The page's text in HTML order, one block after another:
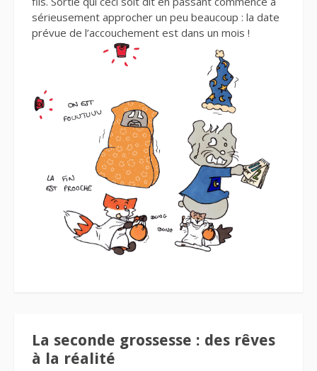
sérieusement approcher un peu beaucoup : la date
prévue de l’accouchement est dans un mois !
La seconde grossesse : des rêves
à la réalité